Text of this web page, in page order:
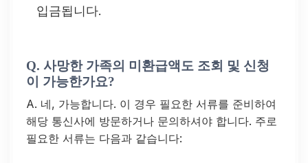
입금됩니다.
Q. 사망한 가족의 미환급액도 조회 및 신청
이 가능한가요?
A. 네, 가능합니다. 이 경우 필요한 서류를 준비하여
해당 통신사에 방문하거나 문의하셔야 합니다. 주로
필요한 서류는 다음과 같습니다: